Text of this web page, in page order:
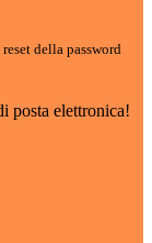
della password
posta elettronica!